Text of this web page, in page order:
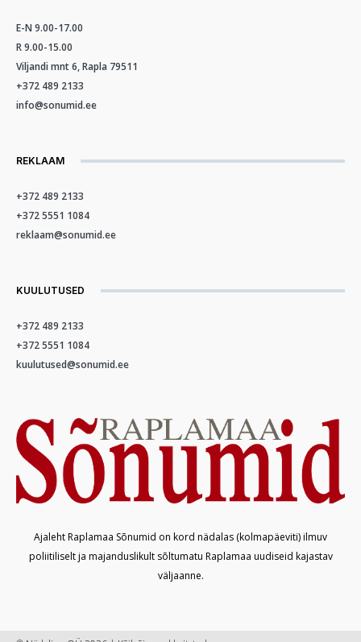
E-N 9.00-17.00
R 9.00-15.00
Viljandi mnt 6, Rapla 79511
+372 489 2133
info@sonumid.ee
REKLAAM
+372 489 2133
+372 5551 1084
reklaam@sonumid.ee
KUULUTUSED
+372 489 2133
+372 5551 1084
kuulutused@sonumid.ee
Ajaleht Raplamaa Sõnumid on kord nädalas (kolmapäeviti) ilmuv
poliitiliselt ja majanduslikult sõltumatu Raplamaa uudiseid kajastav
väljaanne.